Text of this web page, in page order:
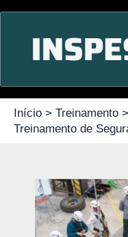
Ir
Início
Treinamento
Treinamento de